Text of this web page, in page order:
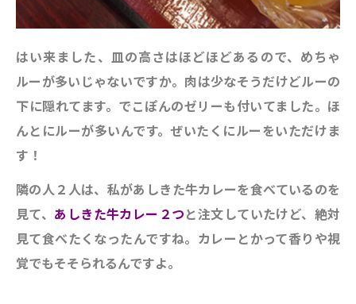
はい来ました、皿の高さはほどほどあるので、めちゃ
ルーが多いじゃないですか。肉は少なそうだけどルーの
下に隠れてます。でこぽんのゼリーも付いてました。ほ
んとにルーが多いんです。ぜいたくにルーをいただけま
す！
隣の人２人は、私があしきた牛カレーを食べているのを
見て、 あしきた牛カレー２つと注文していたけど、絶対
見て食べたくなったんですね。カレーとかって香りや視
覚でもそそられるんですよ。